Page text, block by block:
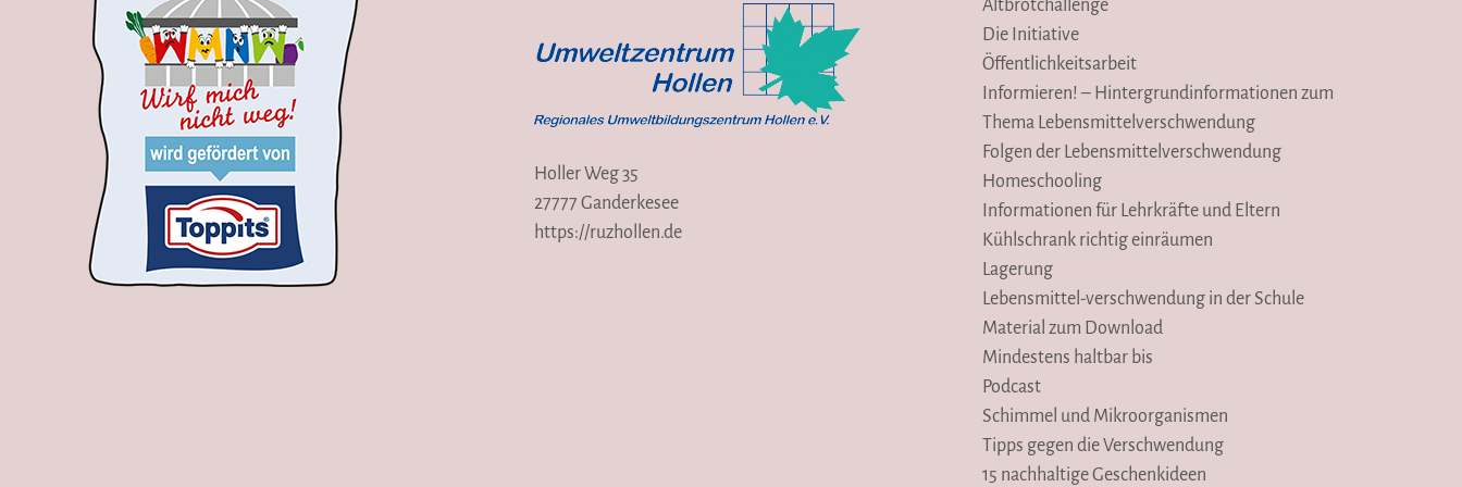
Holler Weg 35
27777 Ganderkesee
https://ruzhollen.de
Altbrotchallenge
Die Initiative
Öffentlichkeitsarbeit
Informieren! – Hintergrundinformationen zum
Thema Lebensmittelverschwendung
Folgen der Lebensmittelverschwendung
Homeschooling
Informationen für Lehrkräfte und Eltern
Kühlschrank richtig einräumen
Lagerung
Lebensmittel-verschwendung in der Schule
Material zum Download
Mindestens haltbar bis
Podcast
Schimmel und Mikroorganismen
Tipps gegen die Verschwendung
15 nachhaltige Geschenkideen